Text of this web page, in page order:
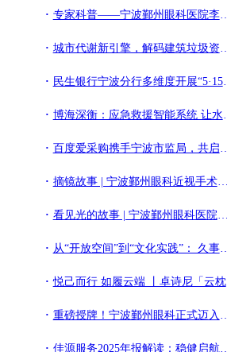
专家科普——宁波鄞州眼科医院李建东院长
城市代谢新引擎，解码建筑垃圾资源化的“宁波范式”
民生银行宁波分行多维度开展“5·15全国投资者保护日”宣传活动
博海深衡：应急救援智能系统 让水下目标看得见、找得到、有方向
百度爱采购携手宁波市监局，共启产业融合新篇章！
摘镜故事 | 宁波鄞州眼科近视手术案例分享
看见光的故事 | 宁波鄞州眼科医院白内障案例
从“开放空间”到“文化实践”： 久事置业以美育赋能活化外滩历史建筑
悦己而行 如履云端 丨卓诗尼「云枕玛丽珍」陪你随适出发
重磅授牌！宁波鄞州眼科正式迈入V5新时代
佳源服务2025年报解读：稳健启航，开启独立发展新篇章